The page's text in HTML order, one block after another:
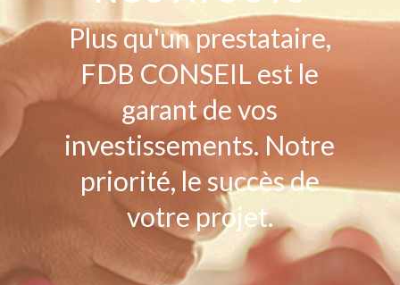
Plus qu'un prestataire,
FDB CONSEIL est le
garant de vos
investissements. Notre
priorité, le succès de
votre projet.